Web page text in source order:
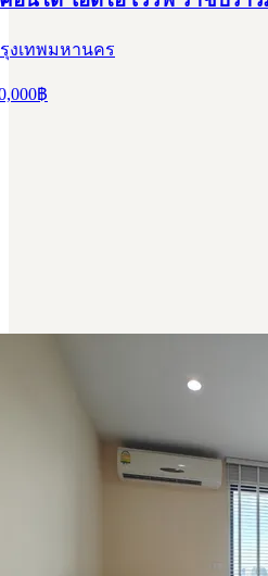
งเทพมหานคร
฿